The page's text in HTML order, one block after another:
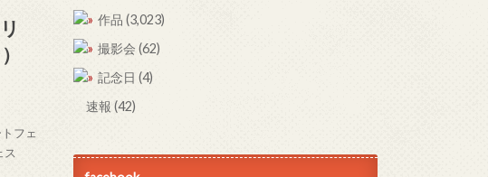
フェ
ス
作品 (3,023)
撮影会 (62)
記念日 (4)
速報 (42)